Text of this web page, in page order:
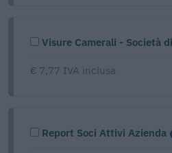
Visure Camerali - Società
€ 7,77 IVA inclusa
Report Soci Attivi Azienda